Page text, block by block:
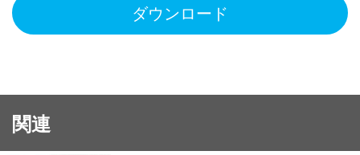
ダウンロード
関連